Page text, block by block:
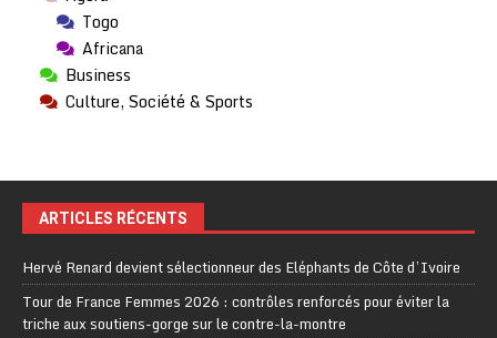
Togo
Africana
Business
Culture, Société & Sports
ARTICLES RÉCENTS
Hervé Renard devient sélectionneur des Eléphants de Côte d’Ivoire
Tour de France Femmes 2026 : contrôles renforcés pour éviter la
triche aux soutiens-gorge sur le contre-la-montre